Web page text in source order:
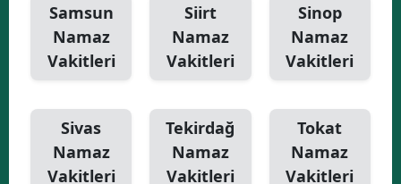
Samsun
Namaz
Vakitleri
Siirt
Namaz
Vakitleri
Sinop
Namaz
Vakitleri
Sivas
Namaz
Vakitleri
Tekirdağ
Namaz
Vakitleri
Tokat
Namaz
Vakitleri